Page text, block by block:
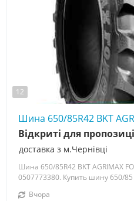
12
Шина 650/85R42 BKT
доставка з м.Чернівці
Відкриті для
Шина 650/85R42 BKT AGRIMAX
0507773380. Купить шину 650/85
Вчора